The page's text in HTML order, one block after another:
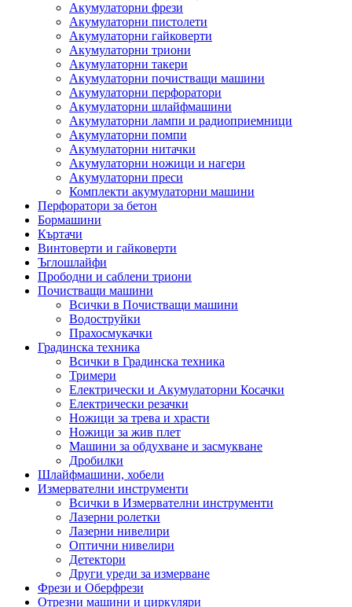
Акумулаторни фрези
Акумулаторни пистолети
Акумулаторни гайковерти
Акумулаторни триони
Акумулаторни такери
Акумулаторни почистващи машини
Акумулаторни перфоратори
Акумулаторни шлайфмашини
Акумулаторни лампи и радиоприемници
Акумулаторни помпи
Акумулаторни нитачки
Акумулаторни ножици и нагери
Акумулаторни преси
Комплекти акумулаторни машини
Перфоратори за бетон
Бормашини
Къртачи
Винтоверти и гайковерти
Ъглошлайфи
Прободни и саблени триони
Почистващи машини
Всички в Почистващи машини
Водоструйки
Прахосмукачки
Градинска техника
Всички в Градинска техника
Тримери
Електрически и Акумулаторни Косачки
Електрически резачки
Ножици за трева и храсти
Ножици за жив плет
Машини за обдухване и засмукване
Дробилки
Шлайфмашини, хобели
Измервателни инструменти
Всички в Измервателни инструменти
Лазерни ролетки
Лазерни нивелири
Оптични нивелири
Детектори
Други уреди за измерване
Фрези и Оберфрези
Отрезни машини и циркуляри